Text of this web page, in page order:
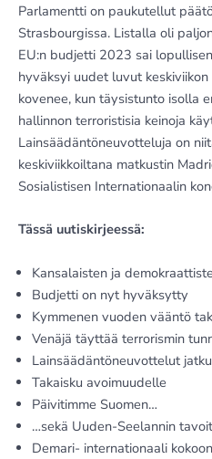
Parlamentti on paukutellut
Strasbourgissa. Listalla oli
EU:n budjetti 2023 sai
hyväksyi uudet luvut
kovenee, kun täysistunto isolla
hallinnon terroristisia keinoja
Lainsäädäntöneuvotteluja on
keskiviikkoiltana matkustin
Sosialistisen Internationaalin
Tässä uutiskirjeessä:
Kansalaisten ja
Budjetti on nyt hyväksytty
Kymmenen vuoden vääntö
Venäjä täyttää terrorismin
Lainsäädäntöneuvottelut
Takaisku avoimuudelle
Päivitimme Suomen…
…sekä Uuden-Seelannin
Demari- internationaali